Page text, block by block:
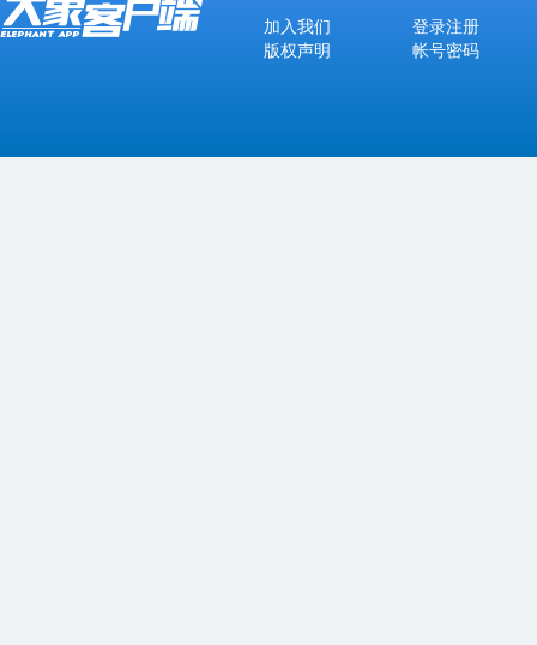
加入我们
版权声明
登录注册
帐号密码